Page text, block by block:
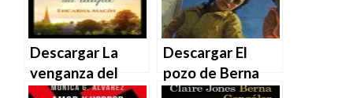
Descargar La
venganza del
duque – Encarna
Descargar El
pozo de Berna
González